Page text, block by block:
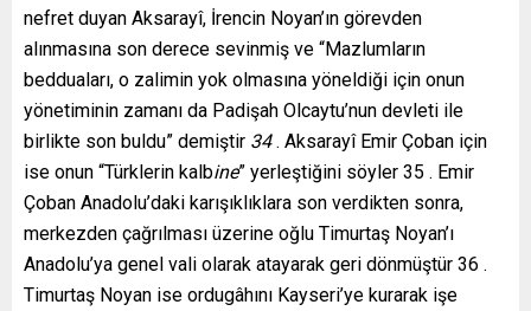
nefret duyan Aksarayî, İrencin Noyan’ın görevden
alınmasına son derece sevinmiş ve “Mazlumların
bedduaları, o zalimin yok olmasına yöneldiği için onun
yönetiminin zamanı da Padişah Olcaytu’nun devleti ile
birlikte son buldu” demiştir 34. Aksarayî Emir Çoban için
ise onun “Türklerin kalbine” yerleştiğini söyler 35 . Emir
Çoban Anadolu’daki karışıklıklara son verdikten sonra,
merkezden çağrılması üzerine oğlu Timurtaş Noyan’ı
Anadolu’ya genel vali olarak atayarak geri dönmüştür 36 .
Timurtaş Noyan ise ordugâhını Kayseri’ye kurarak işe